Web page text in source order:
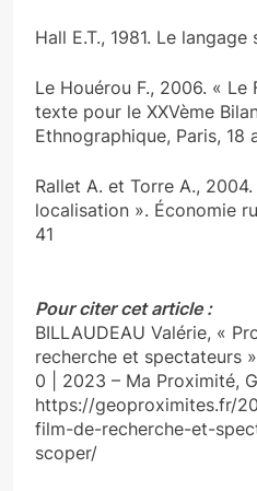
Hall E.T., 1981. Le langage
Le Houérou F., 2006. «
texte pour le XXVème
Ethnographique, Paris, 18
Rallet A. et Torre A.,
localisation ». Économie
41
Pour citer cet article :
BILLAUDEAU Valérie, «
recherche et spectateurs
0 | 2023 – Ma Proximité,
https://geoproximites.fr/
film-de-recherche-et-
scoper/